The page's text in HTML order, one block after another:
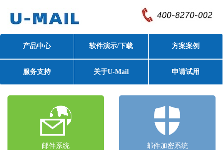
产品中心 软件演示/下载 方案案例
服务支持 关于U-Mail 申请试用
邮件系统 邮件加密系统